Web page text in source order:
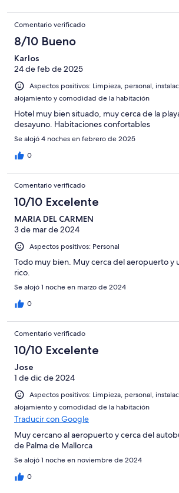
Comentario verificado
8/10 Bueno
Karlos
24 de feb de 2025
Aspectos positivos: Limpieza, personal,
alojamiento y comodidad de la habitación
Hotel muy bien situado, muy cerca de la
desayuno. Habitaciones confortables
Se alojó 4 noches en febrero de 2025
0
Comentario verificado
10/10 Excelente
MARIA DEL CARMEN
3 de mar de 2024
Aspectos positivos: Personal
Todo muy bien. Muy cerca del aeropuerto y
rico.
Se alojó 1 noche en marzo de 2024
0
Comentario verificado
10/10 Excelente
Jose
1 de dic de 2024
Aspectos positivos: Limpieza, personal,
alojamiento y comodidad de la habitación
Traducir con Google
Muy cercano al aeropuerto y cerca del
de Palma de Mallorca
Se alojó 1 noche en noviembre de 2024
0